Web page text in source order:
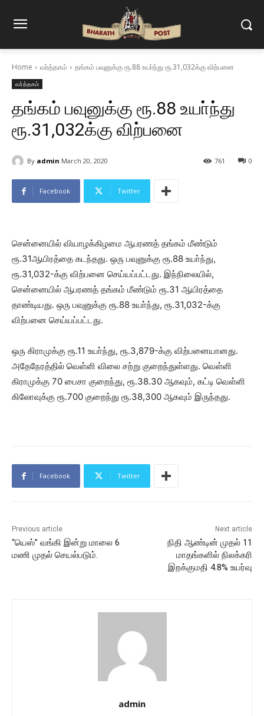
Home வர்த்தகம் தங்கம் பவுனுக்கு ரூ.88 உயா்ந்து ரூ.31,032க்கு விற்பனை
வர்த்தகம்
தங்கம் பவுனுக்கு ரூ.88 உயா்ந்து
ரூ.31,032க்கு விற்பனை
By admin March 20, 2020 0
761
Facebook Twitter
சென்னையில் வியாழக்கிழமை ஆபரணத் தங்கம் மீண்டும்
ரூ.31ஆயிரத்தை கடந்தது. ஒரு பவுனுக்கு ரூ.88 உயா்ந்து,
ரூ.31,032-க்கு விற்பனை செய்யப்பட்டது. இந்நிலையில்,
சென்னையில் ஆபரணத் தங்கம் மீண்டும் ரூ.31 ஆயிரத்தை
தாண்டியது. ஒரு பவுனுக்கு ரூ.88 உயா்ந்து, ரூ.31,032-க்கு
விற்பனை செய்யப்பட்டது.
ஒரு கிராமுக்கு ரூ.11 உயா்ந்து, ரூ.3,879-க்கு விற்பனையானது.
அதேநேரத்தில் வெள்ளி விலை சற்று குறைந்துள்ளது. வெள்ளி
கிராமுக்கு 70 பைசா குறைந்து, ரூ.38.30 ஆகவும், கட்டி வெள்ளி
கிலோவுக்கு ரூ.700 குறைந்து ரூ.38,300 ஆகவும் இருந்தது.
Facebook Twitter
Previous article
“யெஸ்” வங்கி இன்று மாலை 6
மணி முதல் செயல்படும்.
Next article
நிதி ஆண்டின் முதல் 11
மாதங்களில் நிலக்கரி
இறக்குமதி 4.8% உயர்வு
admin